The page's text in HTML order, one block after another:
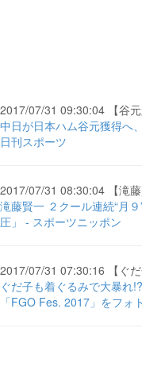
2017/07/31 09:30:04 【谷元
中日が日本ハム谷元獲得へ
日刊スポーツ
2017/07/31 08:30:04 【滝藤
滝藤賢一 ２クール連続“月
圧」 - スポーツニッポン
2017/07/31 07:30:16 【ぐだ
ぐだ子も着ぐるみで大暴れ
「FGO Fes. 2017」をフ